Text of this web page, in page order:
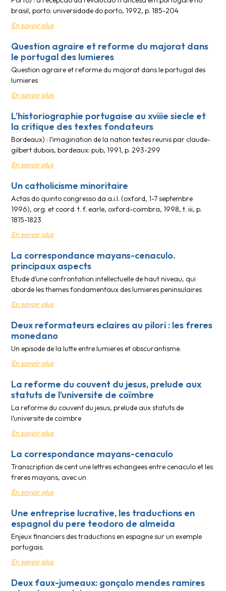
brasil, porto: universidade do porto, 1992, p. 185-204
En savoir plus
Question agraire et reforme du majorat dans
le portugal des lumieres
Question agraire et reforme du majorat dans le portugal des
lumieres
En savoir plus
L’historiographie portugaise au xviiie siecle et
la critique des textes fondateurs
Bordeaux) : l’imagination de la nation textes reunis par claude-
gilbert dubois, bordeaux: pub, 1991, p. 293-299
En savoir plus
Un catholicisme minoritaire
Actas do quinto congresso da a.i.l. (oxford, 1-7 septembre
1996), org. et coord. t. f. earle, oxford-coimbra, 1998, t. iii, p.
1815-1823
En savoir plus
La correspondance mayans-cenaculo.
principaux aspects
Etude d’une confrontation intellectuelle de haut niveau, qui
aborde les themes fondamentaux des lumieres peninsulaires
En savoir plus
Deux reformateurs eclaires au pilori : les freres
monedano
Un episode de la lutte entre lumieres et obscurantisme.
En savoir plus
La reforme du couvent du jesus, prelude aux
statuts de l’universite de coïmbre
La reforme du couvent du jesus, prelude aux statuts de
l’universite de coïmbre
En savoir plus
La correspondance mayans-cenaculo
Transcription de cent une lettres echangees entre cenaculo et les
freres mayans, avec un
En savoir plus
Une entreprise lucrative, les traductions en
espagnol du pere teodoro de almeida
Enjeux financiers des traductions en espagne sur un exemple
portugais.
En savoir plus
Deux faux-jumeaux: gonçalo mendes ramires